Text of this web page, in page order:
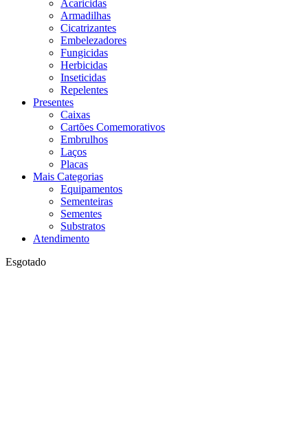
Acaricidas
Armadilhas
Cicatrizantes
Embelezadores
Fungicidas
Herbicidas
Inseticidas
Repelentes
Presentes
Caixas
Cartões Comemorativos
Embrulhos
Laços
Placas
Mais Categorias
Equipamentos
Sementeiras
Sementes
Substratos
Atendimento
Esgotado